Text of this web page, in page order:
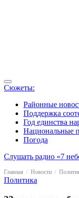
Сюжеты:
Районные
Поддержка
Год единства
Национальные
Погода
Слушать радио «7
Главная Новости
Политика